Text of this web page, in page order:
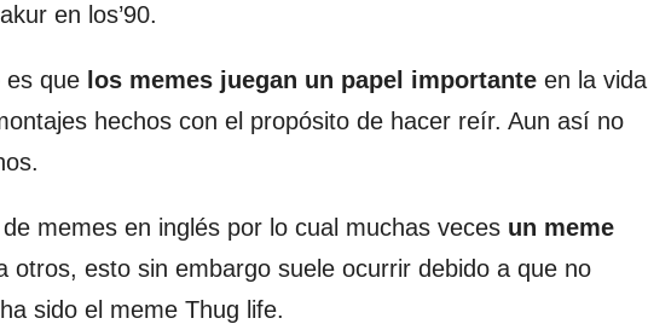
en los’90.
es que los memes juegan un papel importante en la vida
hechos con el propósito de hacer reír. Aun así no
memes en inglés por lo cual muchas veces un meme
otros, esto sin embargo suele ocurrir debido a que no
sido el meme Thug life.